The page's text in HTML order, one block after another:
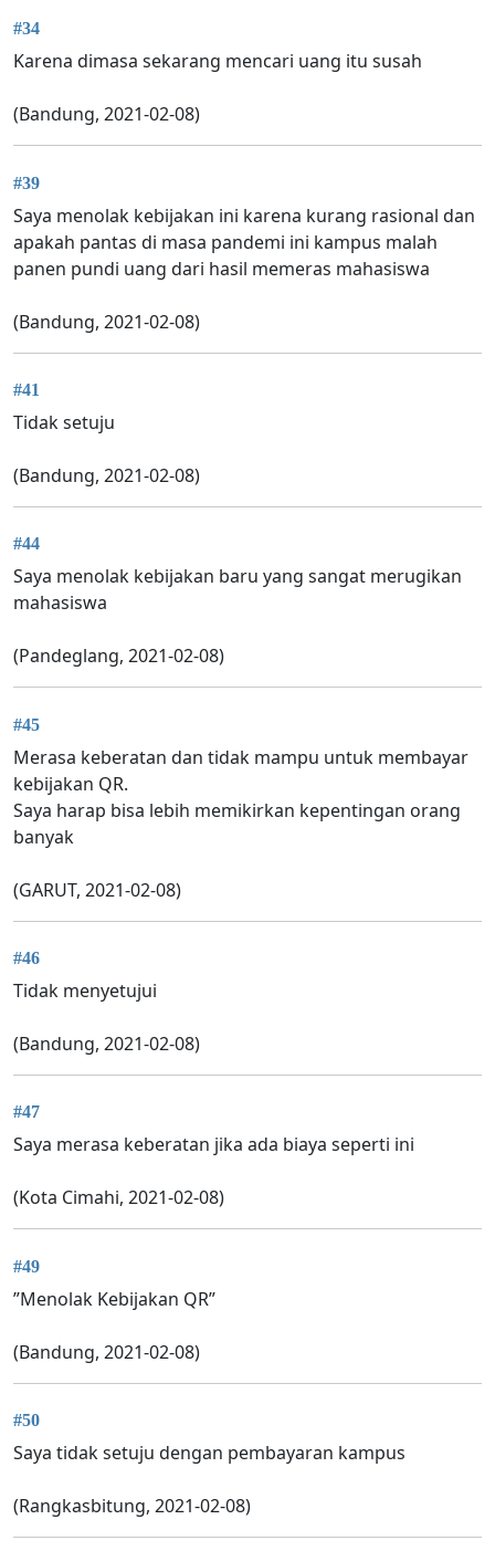
#34
Karena dimasa sekarang mencari uang itu susah
(Bandung, 2021-02-08)
#39
Saya menolak kebijakan ini karena kurang rasional dan
apakah pantas di masa pandemi ini kampus malah
panen pundi uang dari hasil memeras mahasiswa
(Bandung, 2021-02-08)
#41
Tidak setuju
(Bandung, 2021-02-08)
#44
Saya menolak kebijakan baru yang sangat merugikan
mahasiswa
(Pandeglang, 2021-02-08)
#45
Merasa keberatan dan tidak mampu untuk membayar
kebijakan QR.
Saya harap bisa lebih memikirkan kepentingan orang
banyak
(GARUT, 2021-02-08)
#46
Tidak menyetujui
(Bandung, 2021-02-08)
#47
Saya merasa keberatan jika ada biaya seperti ini
(Kota Cimahi, 2021-02-08)
#49
”Menolak Kebijakan QR”
(Bandung, 2021-02-08)
#50
Saya tidak setuju dengan pembayaran kampus
(Rangkasbitung, 2021-02-08)